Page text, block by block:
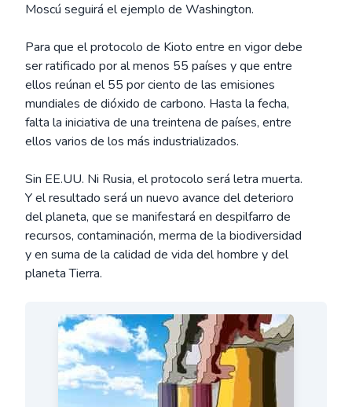
Moscú seguirá el ejemplo de Washington.
Para que el protocolo de Kioto entre en vigor debe
ser ratificado por al menos 55 países y que entre
ellos reúnan el 55 por ciento de las emisiones
mundiales de dióxido de carbono. Hasta la fecha,
falta la iniciativa de una treintena de países, entre
ellos varios de los más industrializados.
Sin EE.UU. Ni Rusia, el protocolo será letra muerta.
Y el resultado será un nuevo avance del deterioro
del planeta, que se manifestará en despilfarro de
recursos, contaminación, merma de la biodiversidad
y en suma de la calidad de vida del hombre y del
planeta Tierra.